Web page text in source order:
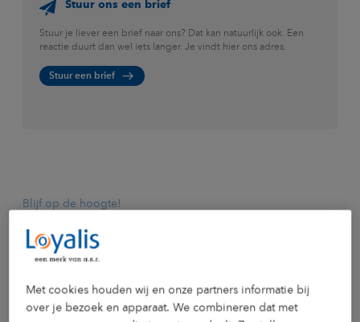
Stuur ons een brief
Stuur je liever een brief naar ons? Dat kan natuurlijk ook. Een
reactie duurt dan wel iets langer. Je vindt hier ons adres.
Stuur een brief
Blijf op de hoogte!
Nieuws en artikelen
Lees hier onze nieuwsberichten, blogs en artikelen. Dan ben
en zekerheid.
Met cookies houden wij en onze partners informatie bij
over je bezoek en apparaat. We combineren dat met